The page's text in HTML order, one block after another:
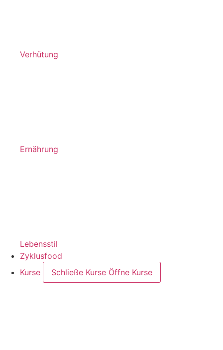
Verhütung
Ernährung
Lebensstil
Zyklusfood
Kurse
Schließe Kurse Öffne Kurse